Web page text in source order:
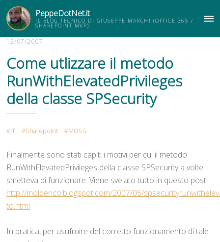
PeppeDotNet.it
IL BLOG TECNICO DI GIUSEPPE MARCHI (OFFICE 365 /
SHAREPOINT MVP)
12/07/2007
Come utlizzare il metodo
RunWithElevatedPrivileges
della classe SPSecurity
IT Sharepoint MOSS
Finalmente sono stati capiti i motivi per cui il metodo
RunWithElevatedPrivileges della classe SPSecurity a volte
smetteva di funzionare. Viene svelato tutto in questo post:
http://moldenco.blogspot.com/2007/05/
to.html
In pratica, per usufruire del corretto funzionamento di tale